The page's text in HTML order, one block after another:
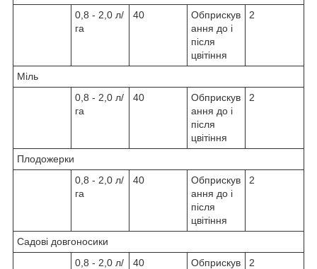
0,8 - 2,0 л/
га
40
Обприскув
ання до і
після
цвітіння
2
Міль
0,8 - 2,0 л/
га
40
Обприскув
ання до і
після
цвітіння
2
Плодожерки
0,8 - 2,0 л/
га
40
Обприскув
ання до і
після
цвітіння
2
Садові довгоносики
0,8 - 2,0 л/
40
Обприскув
2